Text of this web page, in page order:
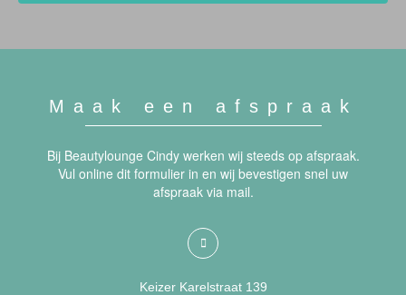
Maak een afspraak
Bij Beautylounge Cindy werken wij steeds op afspraak.
Vul online dit formulier in en wij bevestigen snel uw
afspraak via mail.
Keizer Karelstraat 139